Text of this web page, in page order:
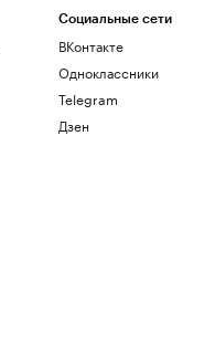
Социальные сети
ВКонтакте
Одноклассники
Telegram
Дзен